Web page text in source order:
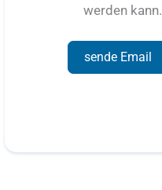
werden kann.
sende Email